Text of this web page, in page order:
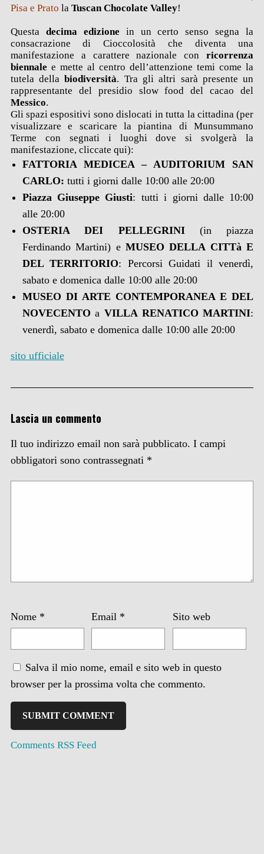
Pisa e Prato la Tuscan Chocolate Valley!
Questa decima edizione in un certo senso segna la
consacrazione di Cioccolosità che diventa una
manifestazione a carattere nazionale conricorrenza
biennale e mette al centro dell’attenzione temi come la
tutela dellabiodiversità. Tra gli altri sarà presente un
rappresentante del presidio slow food del cacao del
Messico.
Gli spazi espositivi sono dislocati in tutta la cittadina (per
visualizzare e scaricare la piantina di Munsummano
Terme con segnati i luoghi dove si svolgerà la
manifestazione, cliccate qui):
FATTORIA MEDICEA – AUDITORIUM SAN
CARLO: tutti i giorni dalle 10:00 alle 20:00
Piazza Giuseppe Giusti: tutti i giorni dalle 10:00
alle 20:00
OSTERIA DEI PELLEGRINI(in piazza
Ferdinando Martini) e MUSEO DELLA CITTà E
DEL TERRITORIO: Percorsi Guidati il venerdì,
sabato e domenica dalle 10:00 alle 20:00
MUSEO DI ARTE CONTEMPORANEA E DEL
NOVECENTO a VILLA RENATICO MARTINI:
venerdì, sabato e domenica dalle 10:00 alle 20:00
sito ufficiale
Lascia un commento
Il tuo indirizzo email non sarà pubblicato. I campi
obbligatori sono contrassegnati *
Nome * Email * Sito web
Salva il mio nome, email e sito web in questo
browser per la prossima volta che commento.
Comments RSS Feed